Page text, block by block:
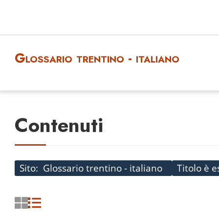
Glossario trentino - italiano
Contenuti
Sito Glossario trentino - italiano Titolo è